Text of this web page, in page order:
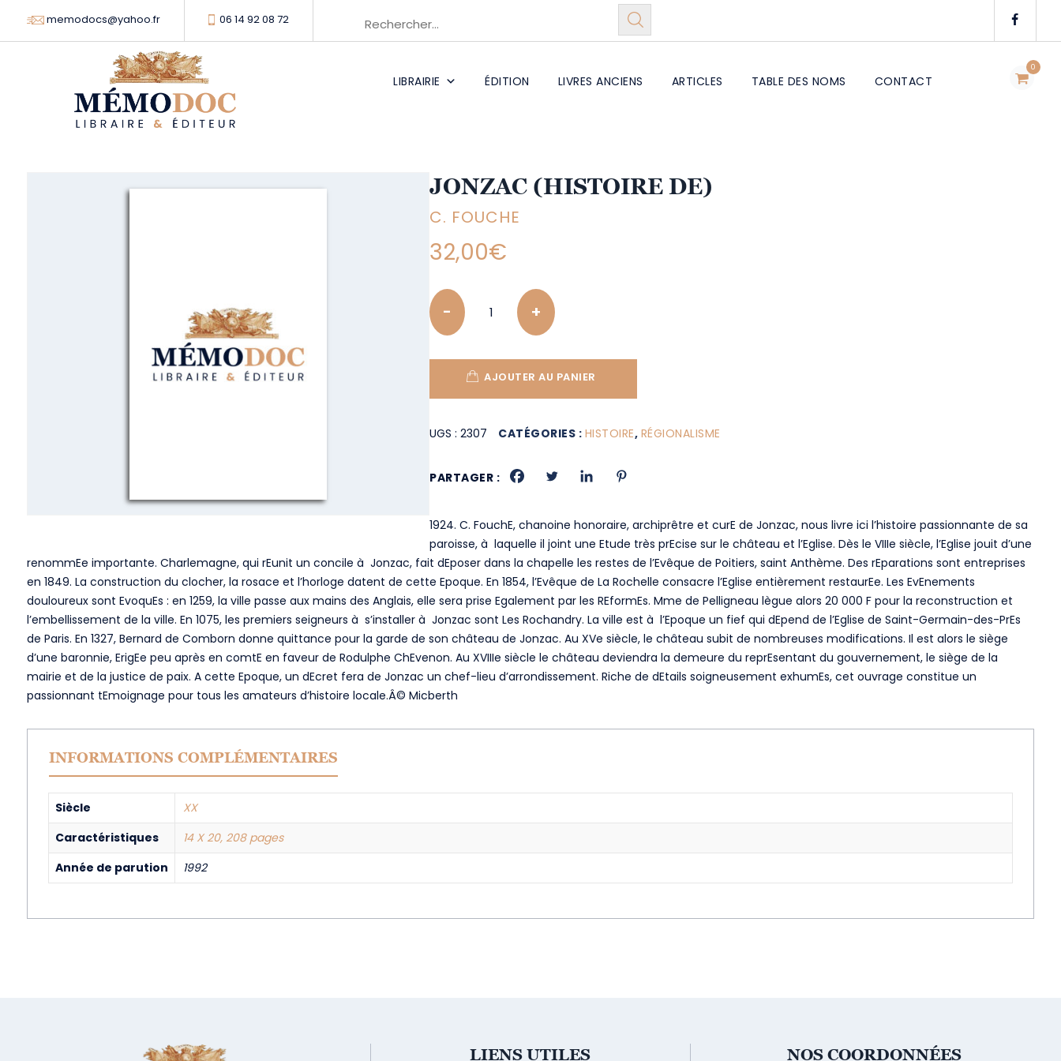
memodocs@yahoo.fr 06 14 92 08 72
0
LIBRAIRIE ÉDITION LIVRES ANCIENS ARTICLES TABLE DES NOMS CONTACT
JONZAC (HISTOIRE DE)
C. FOUCHE
32,00€
Quantity
AJOUTER AU PANIER
UGS :2307 CATÉGORIES : HISTOIRE, RÉGIONALISME
PARTAGER :
1924. C. FouchE, chanoine honoraire, archiprêtre et curE de Jonzac, nous livre ici l’histoire passionnante de sa
paroisse, à laquelle il joint une Etude très prEcise sur le château et l’Eglise. Dès le VIIIe siècle, l’Eglise jouit d’une
renommEe importante. Charlemagne, qui rEunit un concile à Jonzac, fait dEposer dans la chapelle les restes de l’Evêque de Poitiers, saint Anthème. Des rEparations sont entreprises
en 1849. La construction du clocher, la rosace et l’horloge datent de cette Epoque. En 1854, l’Evêque de La Rochelle consacre l’Eglise entièrement restaurEe. Les EvEnements
douloureux sont EvoquEs : en 1259, la ville passe aux mains des Anglais, elle sera prise Egalement par les REformEs. Mme de Pelligneau lègue alors 20 000 F pour la reconstruction et
l’embellissement de la ville. En 1075, les premiers seigneurs à s’installer à Jonzac sont Les Rochandry. La ville est à l’Epoque un fief qui dEpend de l’Eglise de Saint-Germain-des-PrEs
de Paris. En 1327, Bernard de Comborn donne quittance pour la garde de son château de Jonzac. Au XVe siècle, le château subit de nombreuses modifications. Il est alors le siège
d’une baronnie, ErigEe peu après en comtE en faveur de Rodulphe ChEvenon. Au XVIIIe siècle le château deviendra la demeure du reprEsentant du gouvernement, le siège de la
mairie et de la justice de paix. A cette Epoque, un dEcret fera de Jonzac un chef-lieu d’arrondissement. Riche de dEtails soigneusement exhumEs, cet ouvrage constitue un
passionnant tEmoignage pour tous les amateurs d’histoire locale.Â© Micberth
INFORMATIONS COMPLÉMENTAIRES
Siècle
XX
Caractéristiques
14 X 20, 208 pages
Année de parution
1992
LIENS UTILES NOS COORDONNÉES